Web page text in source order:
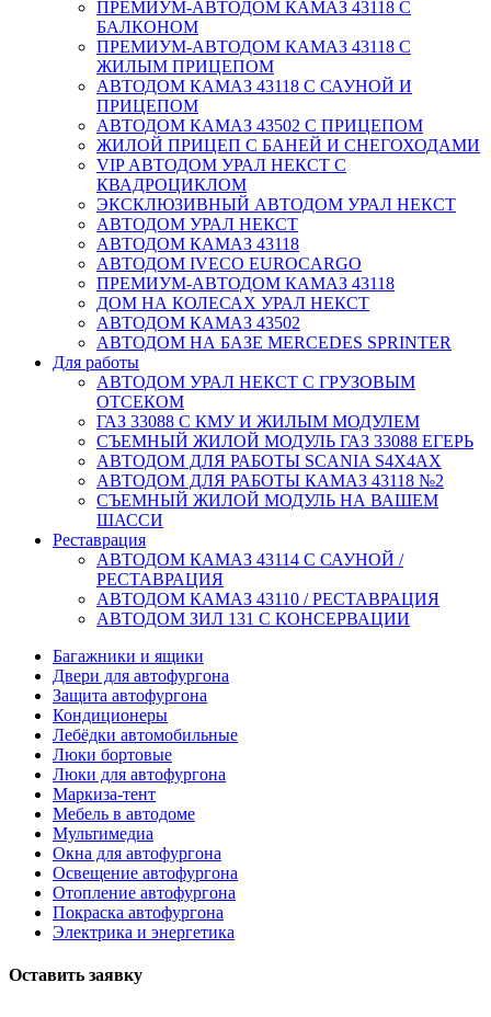
ПРЕМИУМ-АВТОДОМ КАМАЗ 43118 С
БАЛКОНОМ
ПРЕМИУМ-АВТОДОМ КАМАЗ 43118 С
ЖИЛЫМ ПРИЦЕПОМ
АВТОДОМ КАМАЗ 43118 С САУНОЙ И
ПРИЦЕПОМ
АВТОДОМ КАМАЗ 43502 С ПРИЦЕПОМ
ЖИЛОЙ ПРИЦЕП С БАНЕЙ И СНЕГОХОДАМИ
VIP АВТОДОМ УРАЛ НЕКСТ С
КВАДРОЦИКЛОМ
ЭКСКЛЮЗИВНЫЙ АВТОДОМ УРАЛ НЕКСТ
АВТОДОМ УРАЛ НЕКСТ
АВТОДОМ КАМАЗ 43118
АВТОДОМ IVECO EUROCARGO
ПРЕМИУМ-АВТОДОМ КАМАЗ 43118
ДОМ НА КОЛЕСАХ УРАЛ НЕКСТ
АВТОДОМ КАМАЗ 43502
АВТОДОМ НА БАЗЕ MERCEDES SPRINTER
Для работы
АВТОДОМ УРАЛ НЕКСТ С ГРУЗОВЫМ
ОТСЕКОМ
ГАЗ 33088 С КМУ И ЖИЛЫМ МОДУЛЕМ
СЪЕМНЫЙ ЖИЛОЙ МОДУЛЬ ГАЗ 33088 ЕГЕРЬ
АВТОДОМ ДЛЯ РАБОТЫ SCANIA S4X4AX
АВТОДОМ ДЛЯ РАБОТЫ КАМАЗ 43118 №2
СЪЕМНЫЙ ЖИЛОЙ МОДУЛЬ НА ВАШЕМ
ШАССИ
Реставрация
АВТОДОМ КАМАЗ 43114 С САУНОЙ /
РЕСТАВРАЦИЯ
АВТОДОМ КАМАЗ 43110 / РЕСТАВРАЦИЯ
АВТОДОМ ЗИЛ 131 С КОНСЕРВАЦИИ
Багажники и ящики
Двери для автофургона
Защита автофургона
Кондиционеры
Лебёдки автомобильные
Люки бортовые
Люки для автофургона
Маркиза-тент
Мебель в автодоме
Мультимедиа
Окна для автофургона
Освещение автофургона
Отопление автофургона
Покраска автофургона
Электрика и энергетика
Оставить заявку